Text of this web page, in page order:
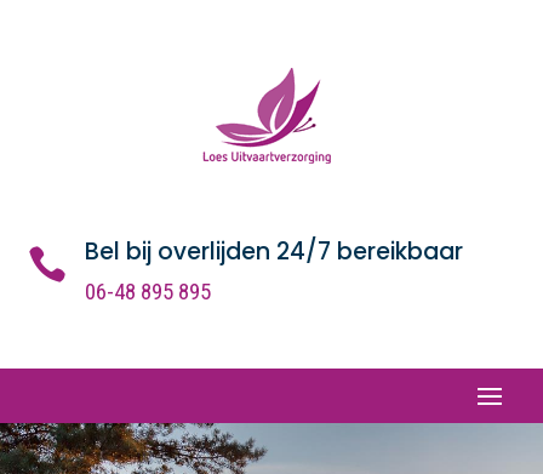
 Bel bij overlijden 24/7 bereikbaar
06-48 895 895